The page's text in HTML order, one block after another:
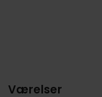
Værelser